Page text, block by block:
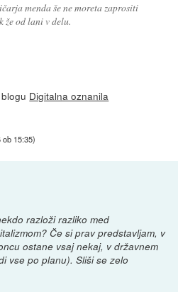
menda še ne moreta zaprositi
že od lani v delu.
Digitalna oznanila
ob 15:35)
razloži razliko med
Če si prav predstavljam, v
ostane vsaj nekaj, v državnem
vse po planu). Sliši se zelo